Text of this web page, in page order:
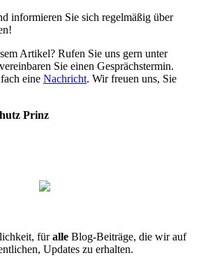
informieren Sie sich regelmäßig über
Artikel? Rufen Sie uns gern unter
Sie einen Gesprächstermin.
eine Nachricht. Wir freuen uns, Sie
Prinz
füralle Blog-Beiträge, die wir auf
Updates zu erhalten.